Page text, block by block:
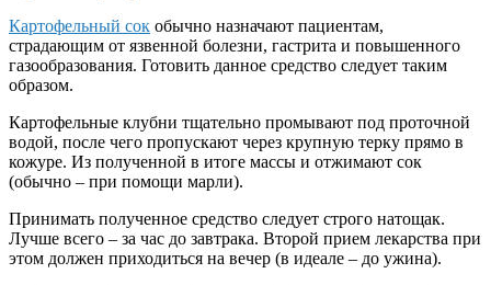
Картофельный сок обычно назначают пациентам,
страдающим от язвенной болезни, гастрита и повышенного
газообразования. Готовить данное средство следует таким
образом.
Картофельные клубни тщательно промывают под проточной
водой, после чего пропускают через крупную терку прямо в
кожуре. Из полученной в итоге массы и отжимают сок
(обычно – при помощи марли).
Принимать полученное средство следует строго натощак.
Лучше всего – за час до завтрака. Второй прием лекарства при
этом должен приходиться на вечер (в идеале – до ужина).